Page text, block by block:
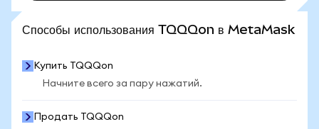
Способы использования TQQQon в MetaMask
Купить TQQQon
Начните всего за пару нажатий.
Продать TQQQon